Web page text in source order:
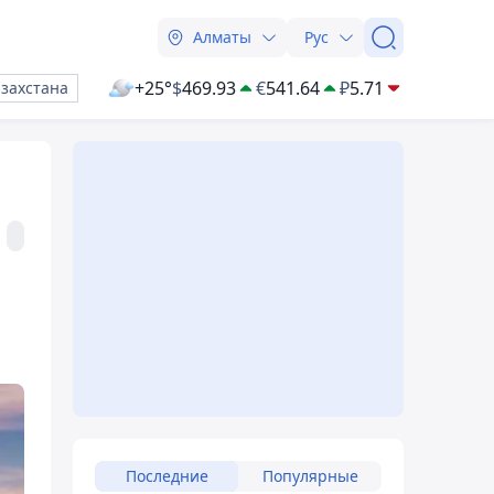
Алматы Рус
+25°$469.93 €541.64 ₽5.71
Последние Популярные